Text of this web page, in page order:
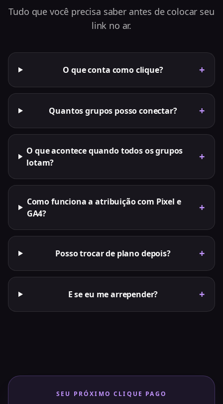
Tudo que você precisa saber antes de colocar seu
link no ar.
O que conta como clique? +
Quantos grupos posso conectar? +
O que acontece quando todos os grupos
lotam?
+
Como funciona a atribuição com Pixel e
GA4?
+
Posso trocar de plano depois? +
E se eu me arrepender? +
SEU PRÓXIMO CLIQUE PAGO